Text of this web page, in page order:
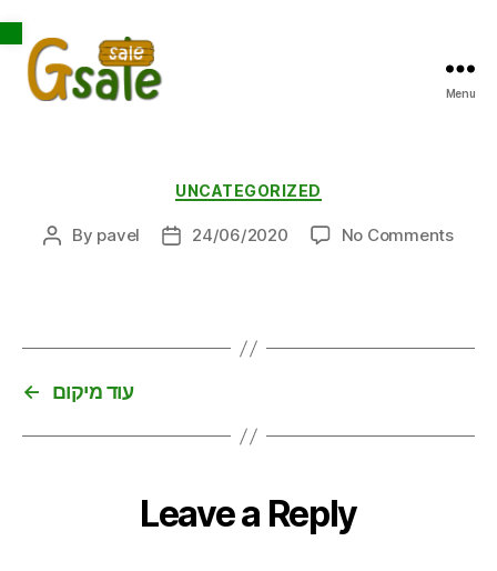
Open toolbar
Menu
Categories
UNCATEGORIZED
Post
By pavel
Post24/06/2020 No Commentson
← עוד מיקום
Leave a Reply